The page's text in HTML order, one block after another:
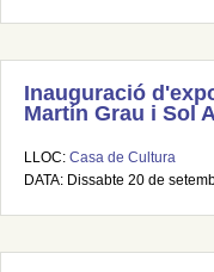
Inauguració
Martín Grau i Sol
LLOC: Casa de Cultura
DATA: Dissabte 20 de